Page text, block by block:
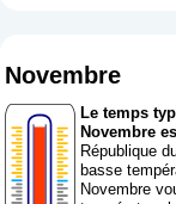
Novembre
Le temps
Novembre
République
basse
Novembre